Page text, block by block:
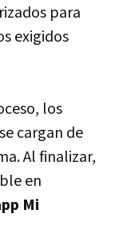
para
exigidos
los
se cargan de
Al finalizar,
en
Mi